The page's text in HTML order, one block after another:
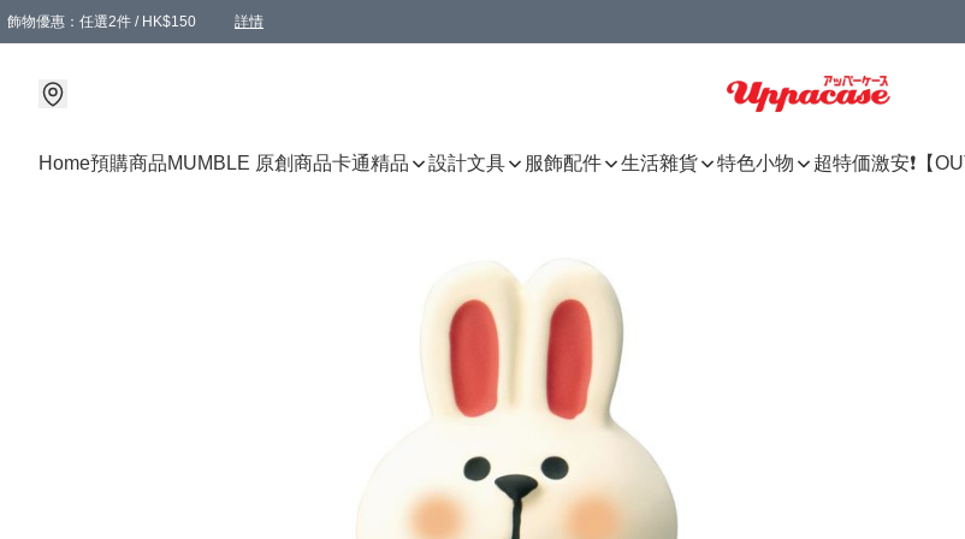
飾物優惠：任選2件 / HK$150 詳情
Home預購商品MUMBLE 原創商品卡通精品 設計文具 服飾配件 生活雜貨 特色小物 超特価激安❗【